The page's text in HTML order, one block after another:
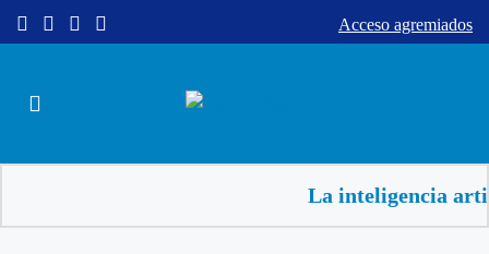
Acceso agremiados
La inteligencia artificial